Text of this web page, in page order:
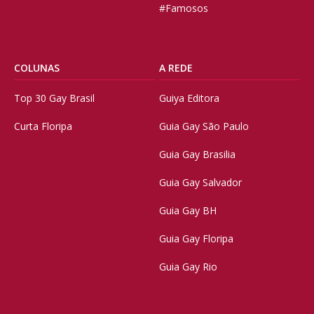
#Famosos
COLUNAS
Top 30 Gay Brasil
Curta Floripa
A REDE
Guiya Editora
Guia Gay São Paulo
Guia Gay Brasilia
Guia Gay Salvador
Guia Gay BH
Guia Gay Floripa
Guia Gay Rio